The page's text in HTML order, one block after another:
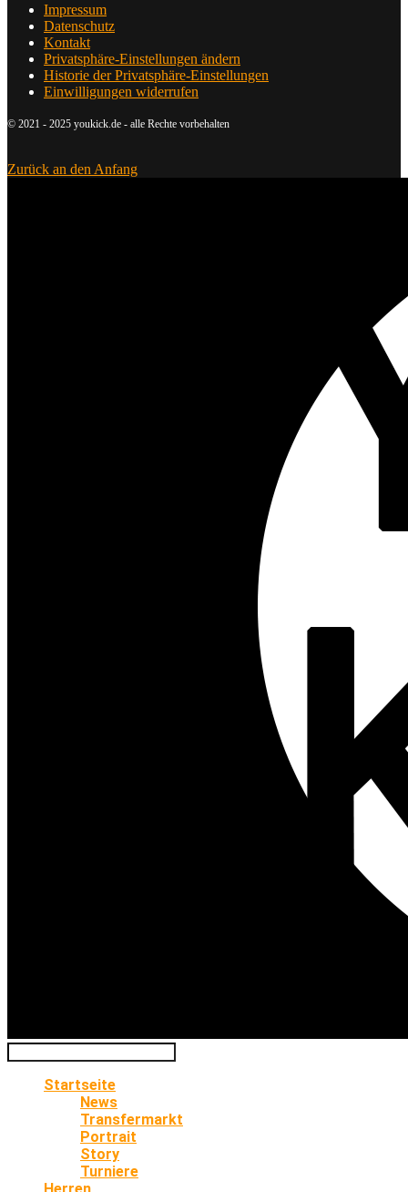
Impressum
Datenschutz
Kontakt
Privatsphäre-Einstellungen ändern
Historie der Privatsphäre-Einstellungen
Einwilligungen widerrufen
© 2021 - 2025 youkick.de - alle Rechte vorbehalten
Zurück an den Anfang
Startseite
News
Transfermarkt
Portrait
Story
Turniere
Herren